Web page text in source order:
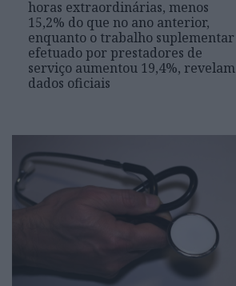
horas extraordinárias, menos
15,2% do que no ano anterior,
enquanto o trabalho suplementar
efetuado por prestadores de
serviço aumentou 19,4%, revelam
dados oficiais